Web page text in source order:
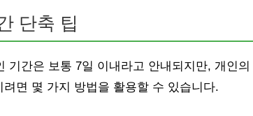
단축 팁
기간은 보통 7일 이내라고 안내되지만, 개인
면 몇 가지 방법을 활용할 수 있습니다.